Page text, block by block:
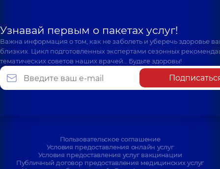
Узнавай первым о пакетах услуг!
Важна информация о том, как не заболеть и уберечь здоровье
близких. Цикл подготовленных экспертами сезонных
тематических советов наших врачей… Будьте здоровы!
Пользовательское соглашение
Условия предоставления онлайн услуг
Условия предоставления услуг вакцинации
Публичный договор предоставления медицинских услуг